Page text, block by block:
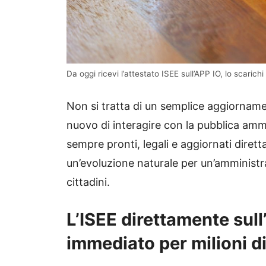
Da oggi ricevi l’attestato ISEE sull’APP IO, lo
Non si tratta di un semplice
nuovo di interagire con la pubblica
sempre pronti, legali e aggiornati
un’evoluzione naturale per
cittadini.
L’ISEE direttamente
immediato per milioni